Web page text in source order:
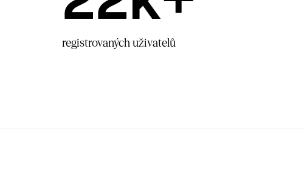
registrovaných uživatelů